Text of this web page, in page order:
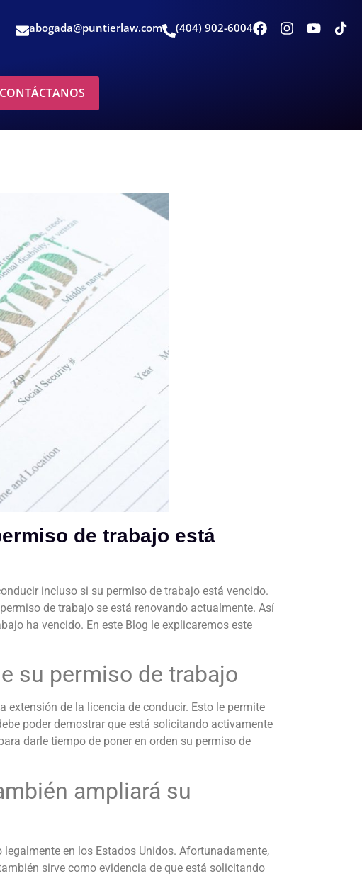
abogada@puntierlaw.com (404) 902-6004
CONTÁCTANOS
de trabajo está
incluso si su permiso de trabajo está vencido.
de trabajo se está renovando actualmente. Así
ha vencido. En este Blog le explicaremos este
su permiso de trabajo
de la licencia de conducir. Esto le permite
poder demostrar que está solicitando activamente
darle tiempo de poner en orden su permiso de
ampliará su
en los Estados Unidos. Afortunadamente,
sirve como evidencia de que está solicitando